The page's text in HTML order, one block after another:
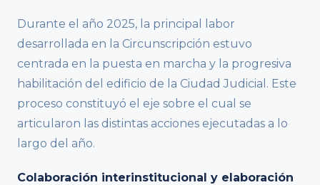
Durante el año 2025, la principal labor
desarrollada en la Circunscripción estuvo
centrada en la puesta en marcha y la progresiva
habilitación del edificio de la Ciudad Judicial. Este
proceso constituyó el eje sobre el cual se
articularon las distintas acciones ejecutadas a lo
largo del año.
Colaboración interinstitucional y elaboración